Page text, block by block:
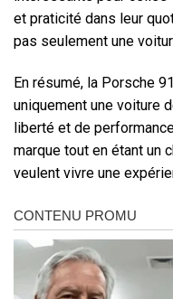
et praticité dans leur
pas seulement une
En résumé, la Porsche
uniquement une voiture
liberté et de
marque tout en étant un
veulent vivre une